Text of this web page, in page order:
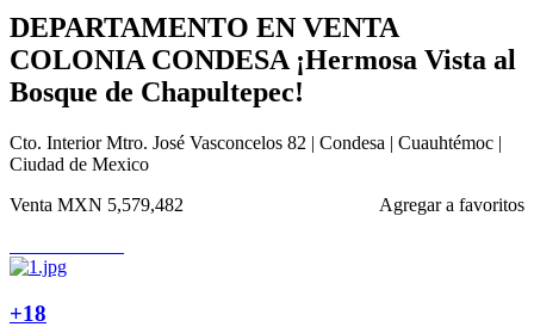
DEPARTAMENTO EN VENTA
COLONIA CONDESA ¡Hermosa Vista al
Bosque de Chapultepec!
Cto. Interior Mtro. José Vasconcelos 82 | Condesa | Cuauhtémoc |
Ciudad de Mexico
Agregar a favoritos
Venta MXN 5,579,482
+18